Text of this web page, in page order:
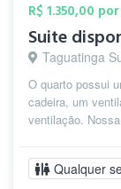
R$ 1.350,00
Suite
Taguatinga
O quarto possui
cadeira, um
ventilação.
Qualquer